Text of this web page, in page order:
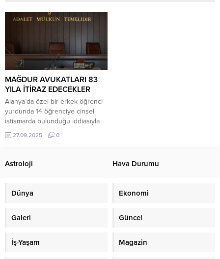
MAĞDUR AVUKATLARI 83
YILA İTİRAZ EDECEKLER
Alanya’da özel bir erkek öğrenci
yurdunda 14 öğrenciye cinsel
istismarda bulunduğu iddiasıyla
yargılanan öğretmen G.R.U.
hakkındaki davada karar çıktı.
sanığı toplam 83 yıl 9 ay hapis
cezasına mahkûm etti.
2023 yılında Sugözü
Mahallesi’ndeki özel yurtta
üzerine başlatılan soruşturmada,...
27.09.2025 0
Astroloji Hava Durumu
Dünya Ekonomi
Galeri Güncel
İş-Yaşam Magazin